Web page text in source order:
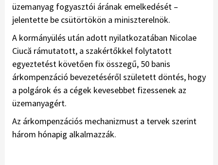
üzemanyag fogyasztói árának emelkedését –
jelentette be csütörtökön a miniszterelnök.
A kormányülés után adott nyilatkozatában Nicolae
Ciucă rámutatott, a szakértőkkel folytatott
egyeztetést követően fix összegű, 50 banis
árkompenzáció bevezetéséről született döntés, hogy
a polgárok és a cégek kevesebbet fizessenek az
üzemanyagért.
Az árkompenzációs mechanizmust a tervek szerint
három hónapig alkalmazzák.